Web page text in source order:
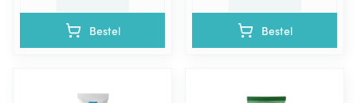
Bestel Bestel